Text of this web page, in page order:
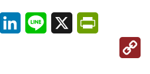
Email LinkedInLine X